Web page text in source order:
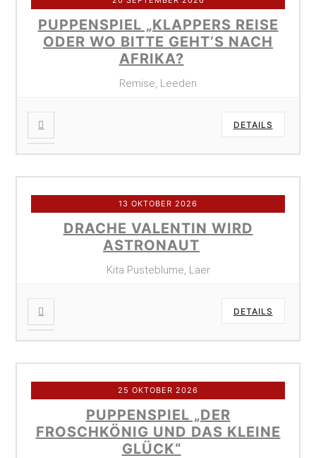
PUPPENSPIEL „KLAPPERS REISE
ODER WO BITTE GEHT’S NACH
AFRIKA?
Remise, Leeden
DETAILS
13 OKTOBER 2026
DRACHE VALENTIN WIRD
ASTRONAUT
Kita Pusteblume, Laer
DETAILS
25 OKTOBER 2026
PUPPENSPIEL „DER
FROSCHKÖNIG UND DAS KLEINE
GLÜCK“